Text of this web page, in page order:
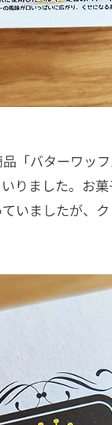
「バターワッ
りました。お
いましたが、